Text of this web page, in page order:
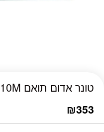
טונר אדום תואם Brother TN-910M
₪353